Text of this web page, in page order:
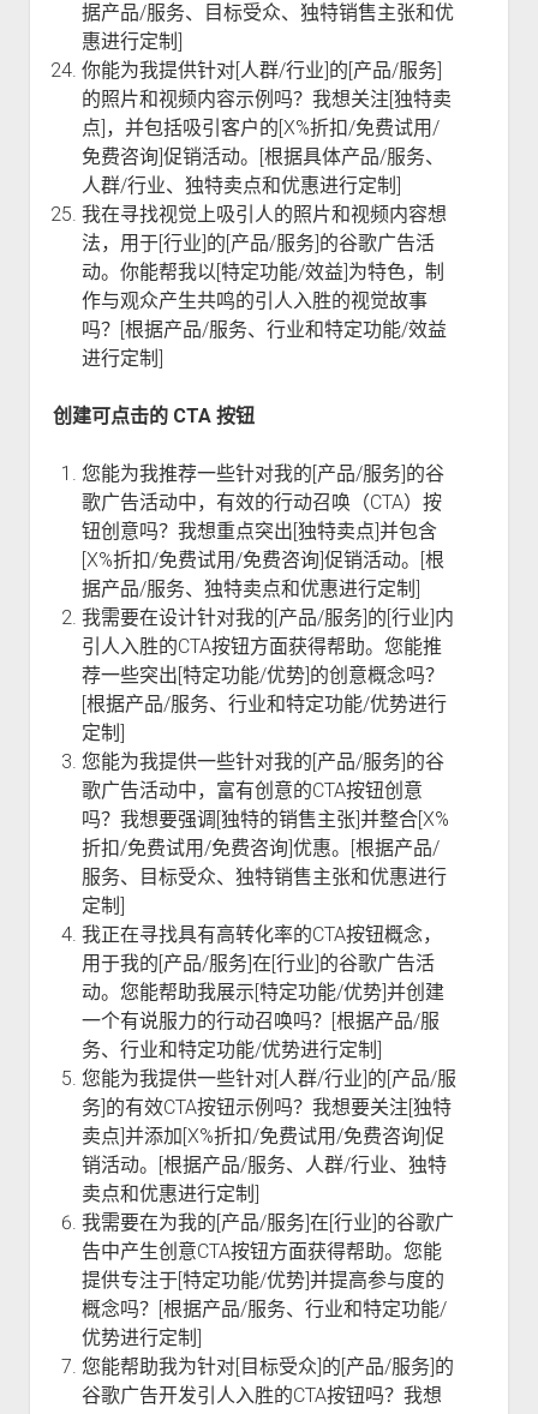
据产品/服务、目标受众、独特销售主张和优
惠进行定制]
你能为我提供针对[人群/行业]的[产品/服务]
的照片和视频内容示例吗？我想关注[独特卖
点]，并包括吸引客户的[X%折扣/免费试用/
免费咨询]促销活动。[根据具体产品/服务、
人群/行业、独特卖点和优惠进行定制]
我在寻找视觉上吸引人的照片和视频内容想
法，用于[行业]的[产品/服务]的谷歌广告活
动。你能帮我以[特定功能/效益]为特色，制
作与观众产生共鸣的引人入胜的视觉故事
吗？[根据产品/服务、行业和特定功能/效益
进行定制]
创建可点击的 CTA 按钮
您能为我推荐一些针对我的[产品/服务]的谷
歌广告活动中，有效的行动召唤（CTA）按
钮创意吗？我想重点突出[独特卖点]并包含
[X%折扣/免费试用/免费咨询]促销活动。[根
据产品/服务、独特卖点和优惠进行定制]
我需要在设计针对我的[产品/服务]的[行业]内
引人入胜的CTA按钮方面获得帮助。您能推
荐一些突出[特定功能/优势]的创意概念吗？
[根据产品/服务、行业和特定功能/优势进行
定制]
您能为我提供一些针对我的[产品/服务]的谷
歌广告活动中，富有创意的CTA按钮创意
吗？我想要强调[独特的销售主张]并整合[X%
折扣/免费试用/免费咨询]优惠。[根据产品/
服务、目标受众、独特销售主张和优惠进行
定制]
我正在寻找具有高转化率的CTA按钮概念，
用于我的[产品/服务]在[行业]的谷歌广告活
动。您能帮助我展示[特定功能/优势]并创建
一个有说服力的行动召唤吗？[根据产品/服
务、行业和特定功能/优势进行定制]
您能为我提供一些针对[人群/行业]的[产品/服
务]的有效CTA按钮示例吗？我想要关注[独特
卖点]并添加[X%折扣/免费试用/免费咨询]促
销活动。[根据产品/服务、人群/行业、独特
卖点和优惠进行定制]
我需要在为我的[产品/服务]在[行业]的谷歌广
告中产生创意CTA按钮方面获得帮助。您能
提供专注于[特定功能/优势]并提高参与度的
概念吗？[根据产品/服务、行业和特定功能/
优势进行定制]
您能帮助我为针对[目标受众]的[产品/服务]的
谷歌广告开发引人入胜的CTA按钮吗？我想